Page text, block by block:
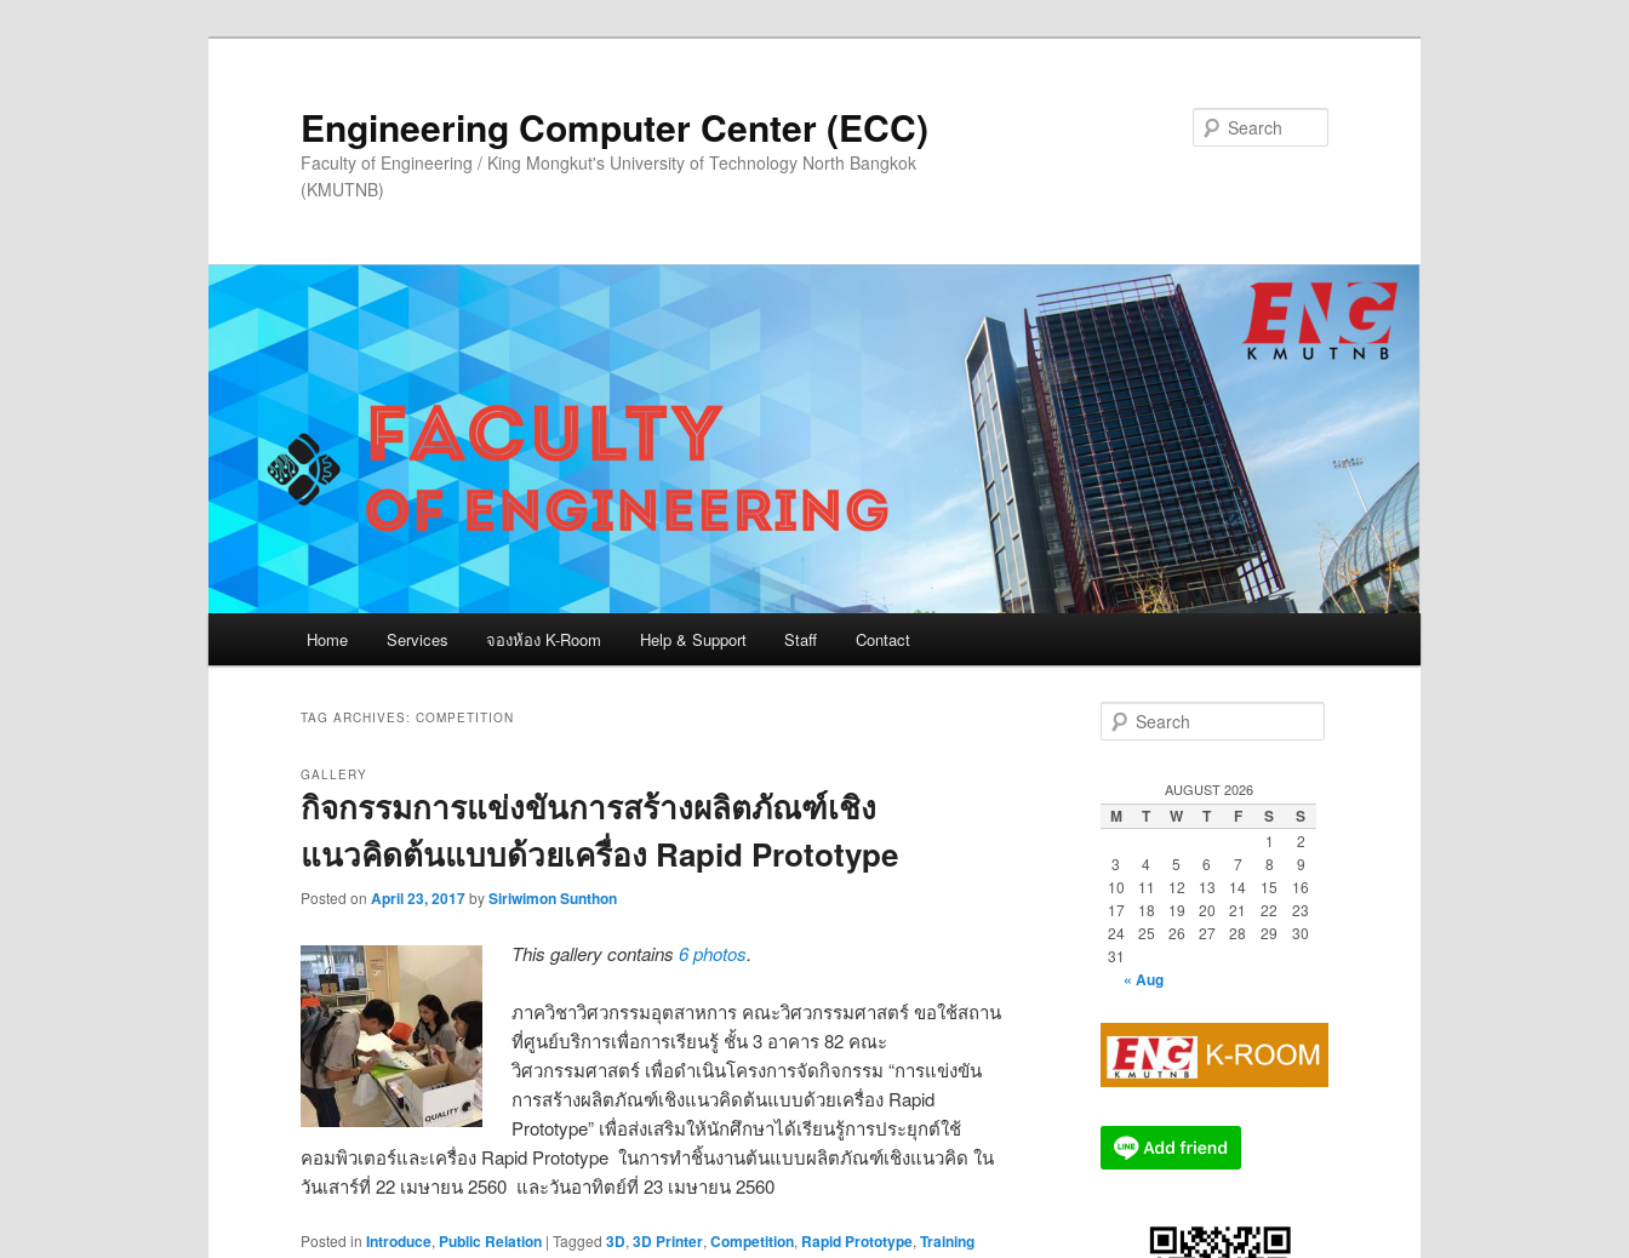
Engineering Computer Center (ECC)
Faculty of Engineering / King Mongkut's University of Technology North Bangkok
(KMUTNB)
Home Services จองห้อง K-Room Help & Support Staff Contact
TAG ARCHIVES: COMPETITION
กิจกรรมการแข่งขันการสร้างผลิตภัณฑ์เชิง
แนวคิดต้นแบบด้วยเครื่อง Rapid Prototype
GALLERY
Posted on April 23, 2017bySiriwimon Sunthon
This gallery contains6 photos.
ภาควิชาวิศวกรรมอุตสาหการ คณะวิศวกรรมศาสตร์ ขอใช้สถาน
ที่ศูนย์บริการเพื่อการเรียนรู้ ชั้น 3 อาคาร 82 คณะ
วิศวกรรมศาสตร์ เพื่อดำเนินโครงการจัดกิจกรรม “การแข่งขัน
การสร้างผลิตภัณฑ์เชิงแนวคิดต้นแบบด้วยเครื่อง Rapid
Prototype” เพื่อส่งเสริมให้นักศึกษาได้เรียนรู้การประยุกต์ใช้
คอมพิวเตอร์และเครื่อง Rapid Prototype ในการทำชิ้นงานต้นแบบผลิตภัณฑ์เชิงแนวคิด ใน
วันเสาร์ที่ 22 เมษายน 2560 และวันอาทิตย์ที่ 23 เมษายน 2560
Posted in Introduce, Public Relation | Tagged 3D, 3D Printer, Competition, Rapid Prototype, Training
e
c
h
AUGUST 2026
M T W T F S S
1
2
3
4 5 6 7 8
9
10
11 12 13 14 15
16
17
18 19 20 21 22
23
24
25 26 27 28 29
30
31
« Aug